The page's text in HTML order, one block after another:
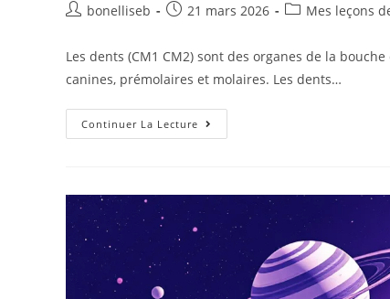
bonelliseb 21 mars 2026 Mes leçons
Les dents (CM1 CM2) sont des organes de la
canines, prémolaires et molaires. Les dents…
Continuer La Lecture